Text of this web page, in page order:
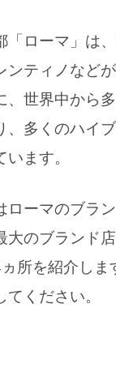
「ローマ」は
ンティノなど
、世界中から
、多くのハイ
ます。
ローマのブラ
大のブランド
所を紹介しま
ください。